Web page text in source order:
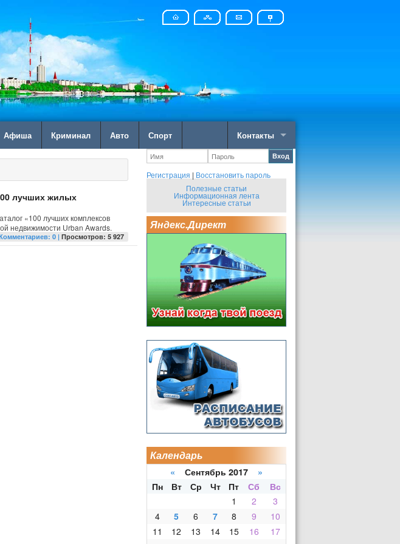
Афиша Криминал Авто Спорт Контакты
лучших жилых
«100 лучших комплексов
недвижимости Urban Awards.
0 |Просмотров: 5 927
Вход
Регистрация | Восстановить пароль
Полезные статьи
Информационная лента
Интересные статьи
Яндекс.Директ
Календарь
« Сентябрь 2017 »
Пн
Вт Ср Чт Пт Сб
Вс
1
2
3
4
5 6 7 8 9
10
11
12 13 14 15 16
17